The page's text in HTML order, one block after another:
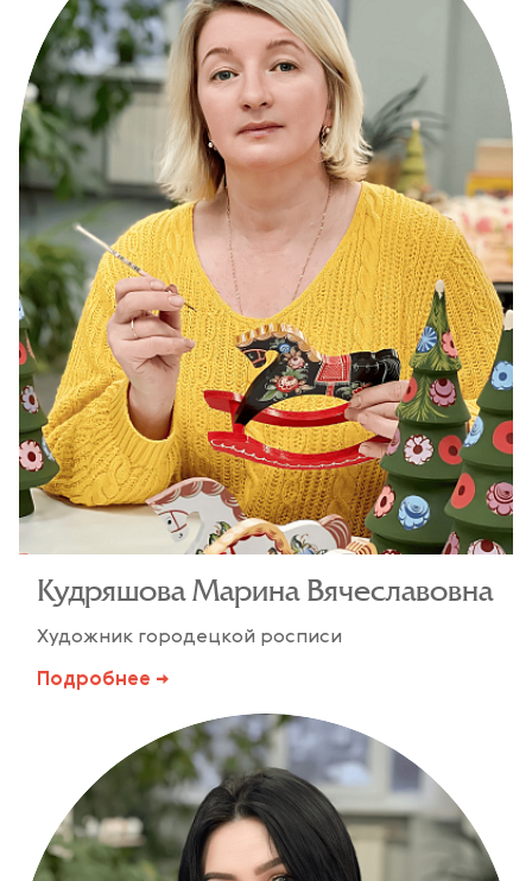
Кудряшова Марина Вячеславовна
Художник городецкой росписи
Подробнее →